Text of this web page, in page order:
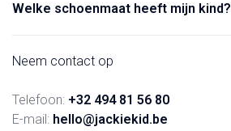
Welke schoenmaat heeft mijn kind?
Neem contact op
Telefoon: +32 494 81 56 80
E-mail: hello@jackiekid.be